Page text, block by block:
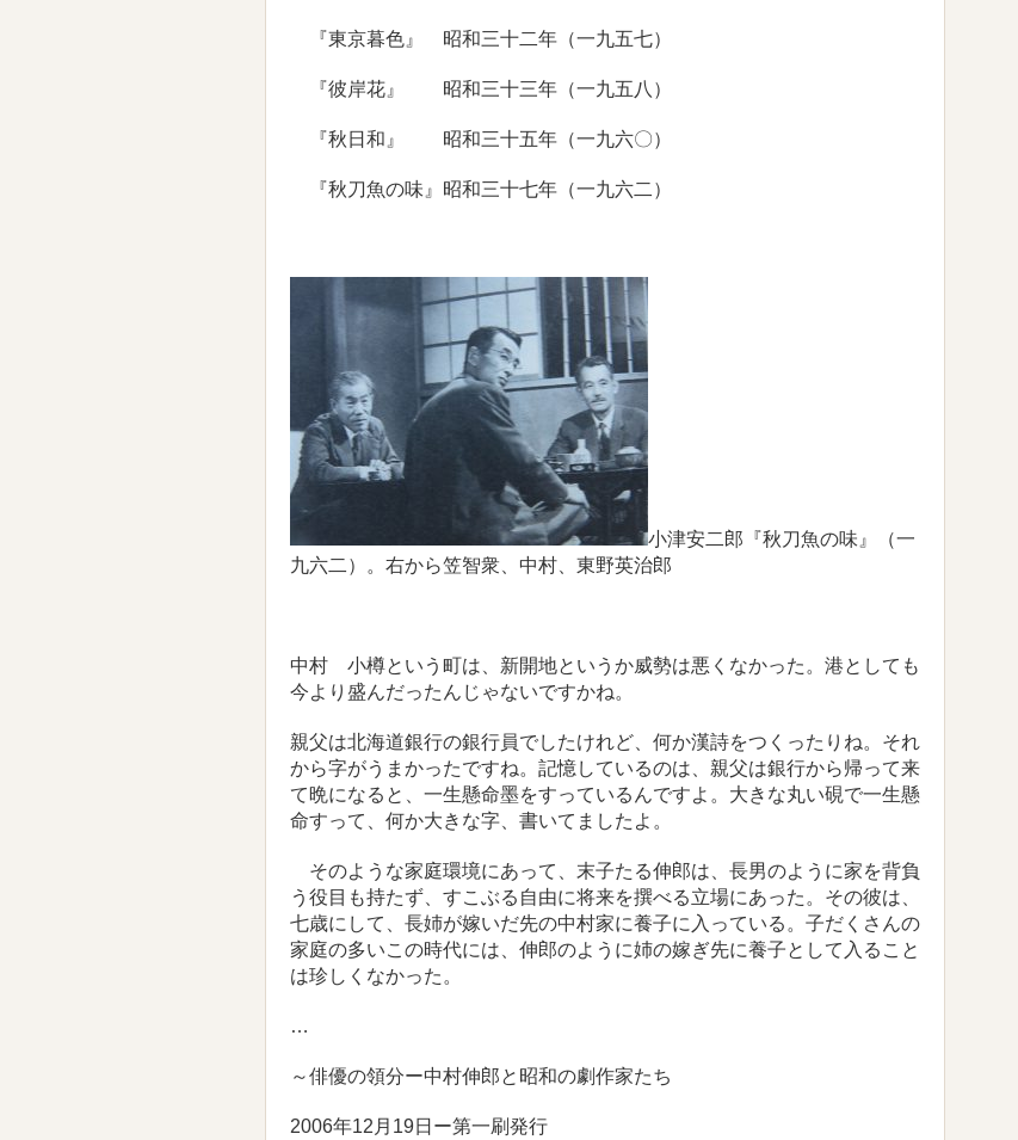
『東京暮色』 昭和三十二年（一九五七）
『彼岸花』 昭和三十三年（一九五八）
『秋日和』 昭和三十五年（一九六〇）
『秋刀魚の味』昭和三十七年（一九六二）
小津安二郎『秋刀魚の味』（一
九六二）。右から笠智衆、中村、東野英治郎
中村 小樽という町は、新開地というか威勢は悪くなかった。港としても
今より盛んだったんじゃないですかね。
親父は北海道銀行の銀行員でしたけれど、何か漢詩をつくったりね。それ
から字がうまかったですね。記憶しているのは、親父は銀行から帰って来
て晩になると、一生懸命墨をすっているんですよ。大きな丸い硯で一生懸
命すって、何か大きな字、書いてましたよ。
そのような家庭環境にあって、末子たる伸郎は、長男のように家を背負
う役目も持たず、すこぶる自由に将来を撰べる立場にあった。その彼は、
七歳にして、長姉が嫁いだ先の中村家に養子に入っている。子だくさんの
家庭の多いこの時代には、伸郎のように姉の嫁ぎ先に養子として入ること
は珍しくなかった。
…
～俳優の領分ー中村伸郎と昭和の劇作家たち
2006年12月19日ー第一刷発行